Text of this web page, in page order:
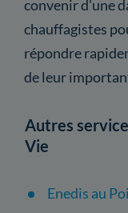
convenir d'une
chauffagistes
répondre
de leur
Autres
Vie
Enedis au